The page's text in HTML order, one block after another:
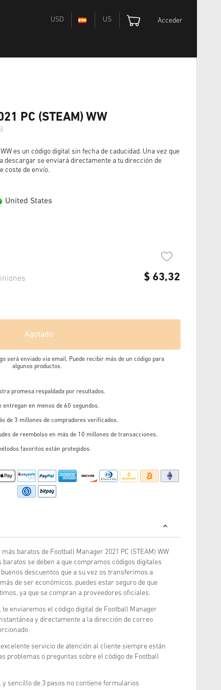
USD US Acceder
PC (STEAM) WW
es un código digital sin fecha de caducidad. Una vez que
descargar se enviará directamente a tu dirección de
coste de envío.
United States
$ 63,32
Agotado
será enviado vía email. Puede recibir más de un código para
algunos productos.
promesa respaldada por resultados.
entregan en menos de 60 segundos.
de 3 millones de compradores verificados.
de reembolso en más de 10 millones de transacciones.
favoritos están protegidos.
baratos de Football Manager 2021 PC (STEAM) WW
se deben a que compramos códigos digitales
descuentos que a su vez os transferimos a
de ser económicos, puedes estar seguro de que
ya que se compran a proveedores oficiales.
enviaremos el código digital de Football Manager
y directamente a la dirección de correo
servicio de atención al cliente siempre están
problemas o preguntas sobre el código de Football
sencillo de 3 pasos no contiene formularios